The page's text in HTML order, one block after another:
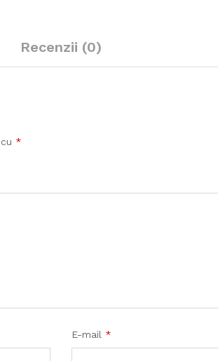
Recenzii (0)
*
E-mail *